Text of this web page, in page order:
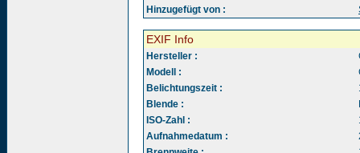
Hinzugefügt von :
EXIF Info
Hersteller :
Modell :
Belichtungszeit :
Blende :
ISO-Zahl :
Aufnahmedatum :